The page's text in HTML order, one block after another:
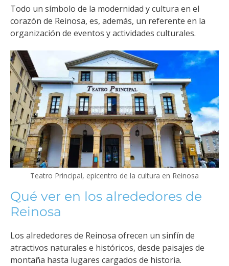
Todo un símbolo de la modernidad y cultura en el
corazón de Reinosa, es, además, un referente en la
organización de eventos y actividades culturales.
Teatro Principal, epicentro de la cultura en Reinosa
Qué ver en los alrededores de
Reinosa
Los alrededores de Reinosa ofrecen un sinfín de
atractivos naturales e históricos, desde paisajes de
montaña hasta lugares cargados de historia.